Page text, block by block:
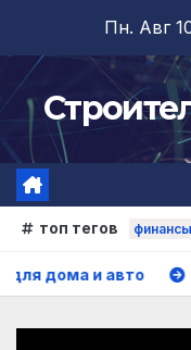
содержимому
Пн. Авг
топ тегов финансы
и авто Крепеж